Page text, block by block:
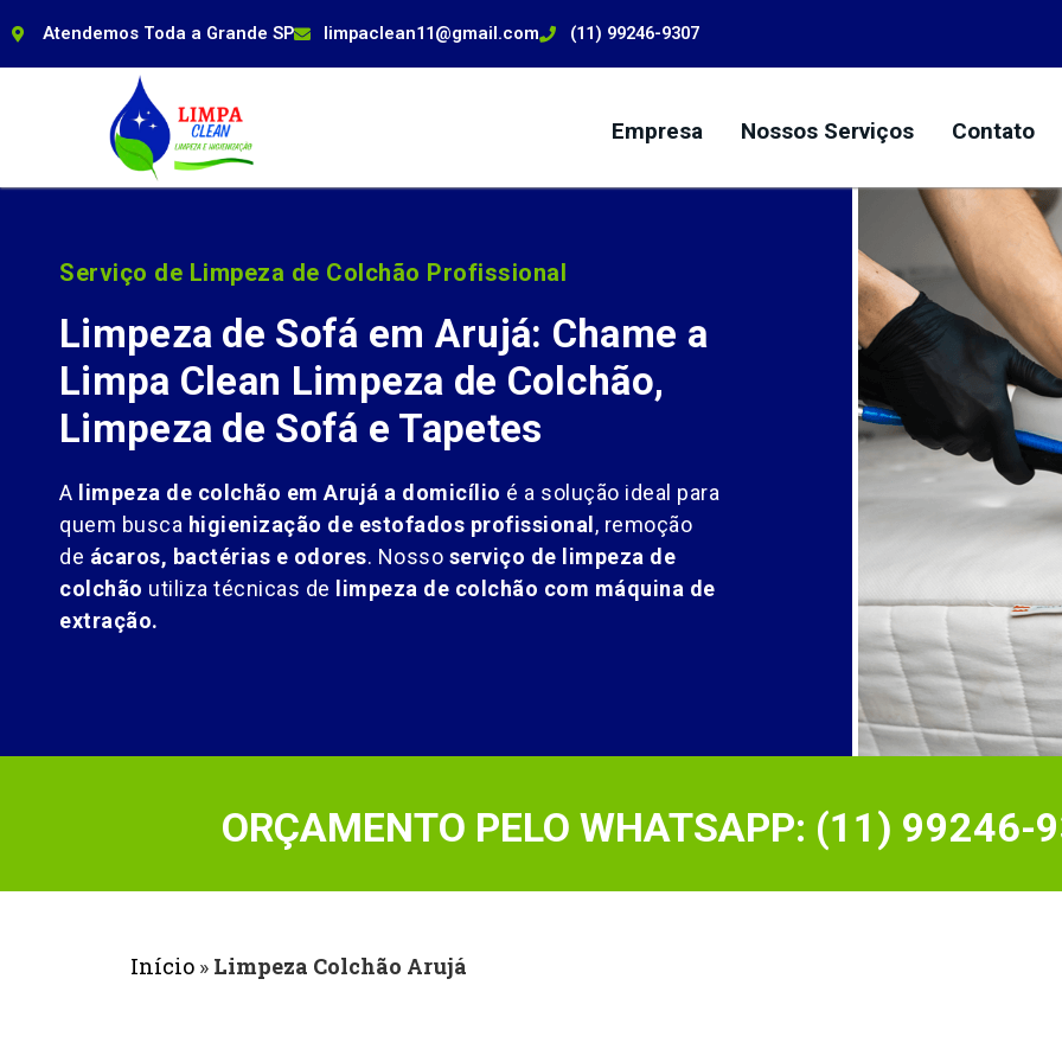
Atendemos Toda a Grande SP limpaclean11@gmail.com (11) 99246-9307
Empresa Nossos Serviços Contato
Serviço de Limpeza de Colchão Profissional
Limpeza de Sofá em Arujá: Chame a
Limpa Clean Limpeza de Colchão,
Limpeza de Sofá e Tapetes
A limpeza de colchão em Arujá a domicílio é a solução ideal para
quem busca higienização de estofados profissional, remoção
de ácaros, bactérias e odores. Nosso serviço de limpeza de
colchão utiliza técnicas de limpeza de colchão com máquina de
extração.
ORÇAMENTO PELO WHATSAPP: (11) 99246-
Início » Limpeza Colchão Arujá